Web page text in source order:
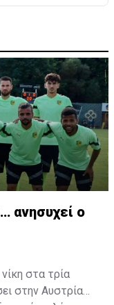
ανησυχεί ο
στα τρία
στην Αυστρία